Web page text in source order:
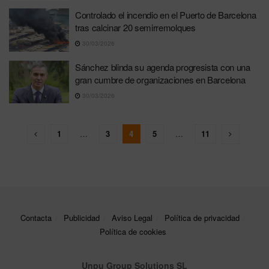
Controlado el incendio en el Puerto de Barcelona
tras calcinar 20 semirremolques
30/03/2026
Sánchez blinda su agenda progresista con una
gran cumbre de organizaciones en Barcelona
30/03/2026
1 … 3 4 5 … 11
Contacta Publicidad Aviso Legal
Política de privacidad
Política de cookies
Unpu Group Solutions SL